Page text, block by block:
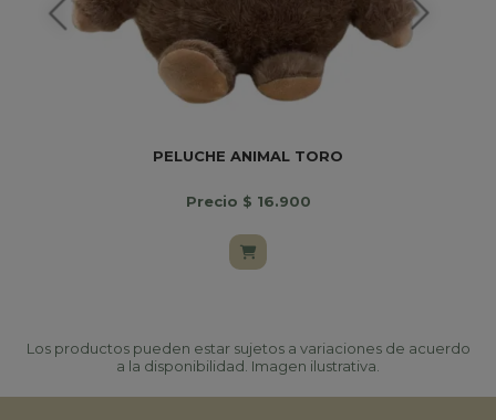
PELUCHE ANIMAL TORO
Precio $ 16.900
Los productos pueden estar sujetos a variaciones de acuerdo
a la disponibilidad. Imagen ilustrativa.